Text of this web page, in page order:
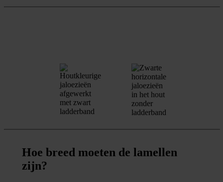
Hoe breed moeten de lamellen
zijn?